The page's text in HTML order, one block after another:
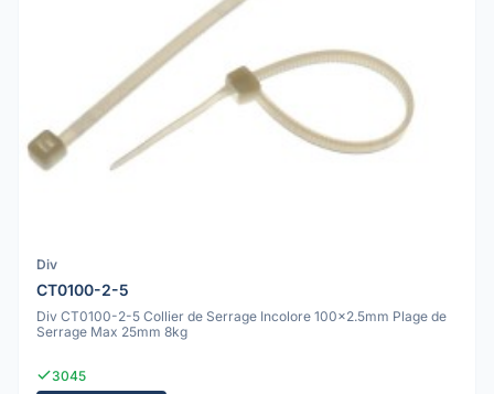
Div
CT0100-2-5
Div CT0100-2-5 Collier de Serrage Incolore 100x2.5mm Plage de
Serrage Max 25mm 8kg
3045